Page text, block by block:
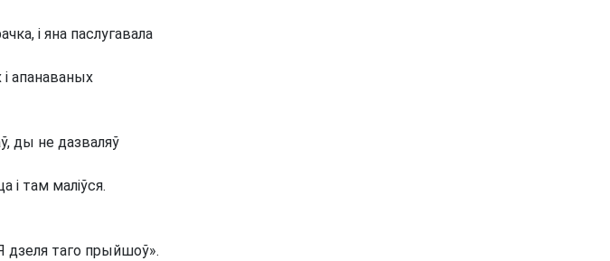
і яна паслугавала
і апанаваных
ды не дазваляў
і там маліўся.
дзеля таго прыйшоў».